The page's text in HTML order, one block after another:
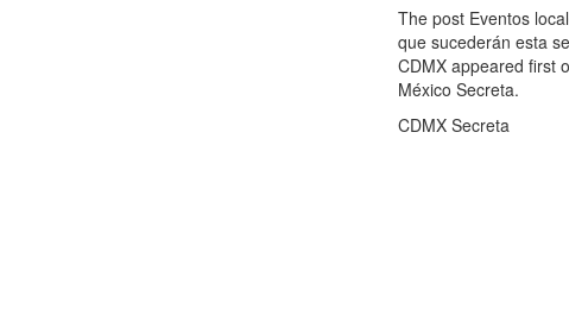
The post Eventos
que sucederán esta
CDMX appeared first
México Secreta.
CDMX Secreta